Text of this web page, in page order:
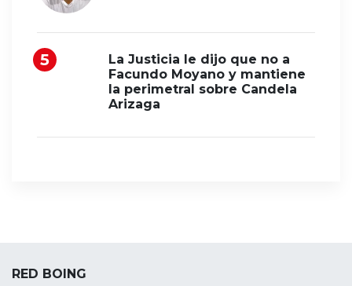
La Justicia le dijo que no a
Facundo Moyano y mantiene
la perimetral sobre Candela
Arizaga
RED BOING